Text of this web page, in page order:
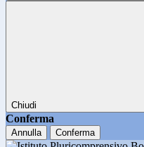
Chiudi
Conferma
Annulla Conferma